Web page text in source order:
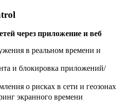
через приложение и веб
в реальном времени и
и блокировка приложений/
о рисках в сети и геозонах
экранного времени